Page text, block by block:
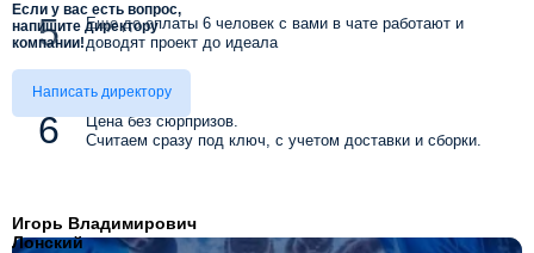
Еще до оплаты 6 человек с вами в чате работают и
доводят проект до идеала
Цена без сюрпризов.
Считаем сразу под ключ, с учетом доставки и сборки.
Если у вас есть вопрос,
напишите директору
компании!
Написать директору
Игорь Владимирович
Лонский